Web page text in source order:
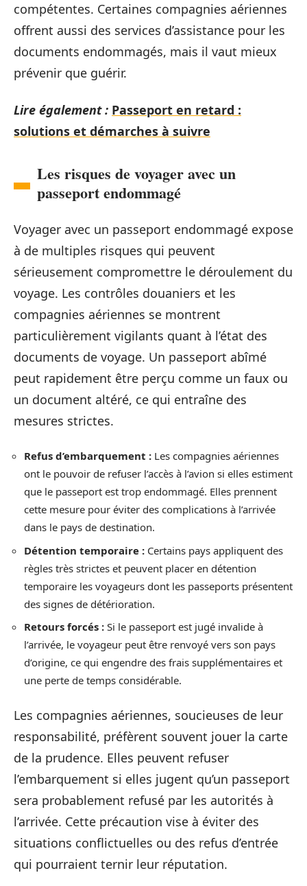
compétentes. Certaines compagnies aériennes
offrent aussi des services d’assistance pour les
documents endommagés, mais il vaut mieux
prévenir que guérir.
Lire également : Passeport en retard :
solutions et démarches à suivre
Les risques de voyager avec un
passeport endommagé
Voyager avec un passeport endommagé expose
à de multiples risques qui peuvent
sérieusement compromettre le déroulement du
voyage. Les contrôles douaniers et les
compagnies aériennes se montrent
particulièrement vigilants quant à l’état des
documents de voyage. Un passeport abîmé
peut rapidement être perçu comme un faux ou
un document altéré, ce qui entraîne des
mesures strictes.
Refus d’embarquement : Les compagnies aériennes
ont le pouvoir de refuser l’accès à l’avion si elles estiment
que le passeport est trop endommagé. Elles prennent
cette mesure pour éviter des complications à l’arrivée
dans le pays de destination.
Détention temporaire : Certains pays appliquent des
règles très strictes et peuvent placer en détention
temporaire les voyageurs dont les passeports présentent
des signes de détérioration.
Retours forcés : Si le passeport est jugé invalide à
l’arrivée, le voyageur peut être renvoyé vers son pays
d’origine, ce qui engendre des frais supplémentaires et
une perte de temps considérable.
Les compagnies aériennes, soucieuses de leur
responsabilité, préfèrent souvent jouer la carte
de la prudence. Elles peuvent refuser
l’embarquement si elles jugent qu’un passeport
sera probablement refusé par les autorités à
l’arrivée. Cette précaution vise à éviter des
situations conflictuelles ou des refus d’entrée
qui pourraient ternir leur réputation.